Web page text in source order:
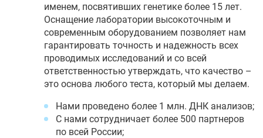
именем, посвятивших генетике более 15 лет.
Оснащение лаборатории высокоточным и
современным оборудованием позволяет нам
гарантировать точность и надежность всех
проводимых исследований и со всей
ответственностью утверждать, что качество –
это основа любого теста, который мы делаем.
Нами проведено более 1 млн. ДНК анализов;
С нами сотрудничает более 500 партнеров
по всей России;